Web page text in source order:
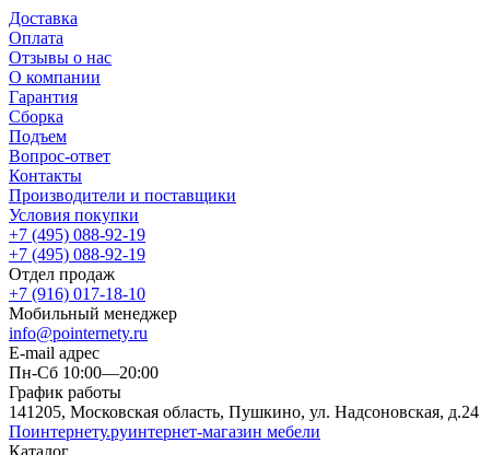
Доставка
Оплата
Отзывы о нас
О компании
Гарантия
Сборка
Подъем
Вопрос-ответ
Контакты
Производители и поставщики
Условия покупки
+7 (495) 088-92-19
+7 (495) 088-92-19
Отдел продаж
+7 (916) 017-18-10
Мобильный менеджер
info@pointernety.ru
E-mail адрес
Пн-Сб 10:00—20:00
График работы
141205, Московская область, Пушкино, ул. Надсоновская, д.24
Поинтернету.руинтернет-магазин мебели
Каталог